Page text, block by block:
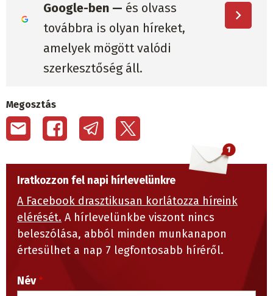
Google-ben — és olvass
továbbra is olyan híreket,
amelyek mögött valódi
szerkesztőség áll.
Megosztás
Iratkozzon fel napi hírlevelünkre
A Facebook drasztikusan korlátozza híreink
elérését. A hírlevelünkbe viszont nincs
beleszólása, abból minden munkanapon
értesülhet a nap 7 legfontosabb híréről.
Név